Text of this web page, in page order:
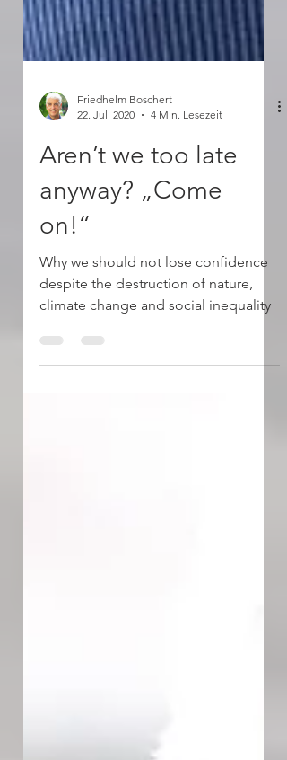
Aren’t we too late
anyway? „Come
on!“
Why we should not lose confidence
despite the destruction of nature,